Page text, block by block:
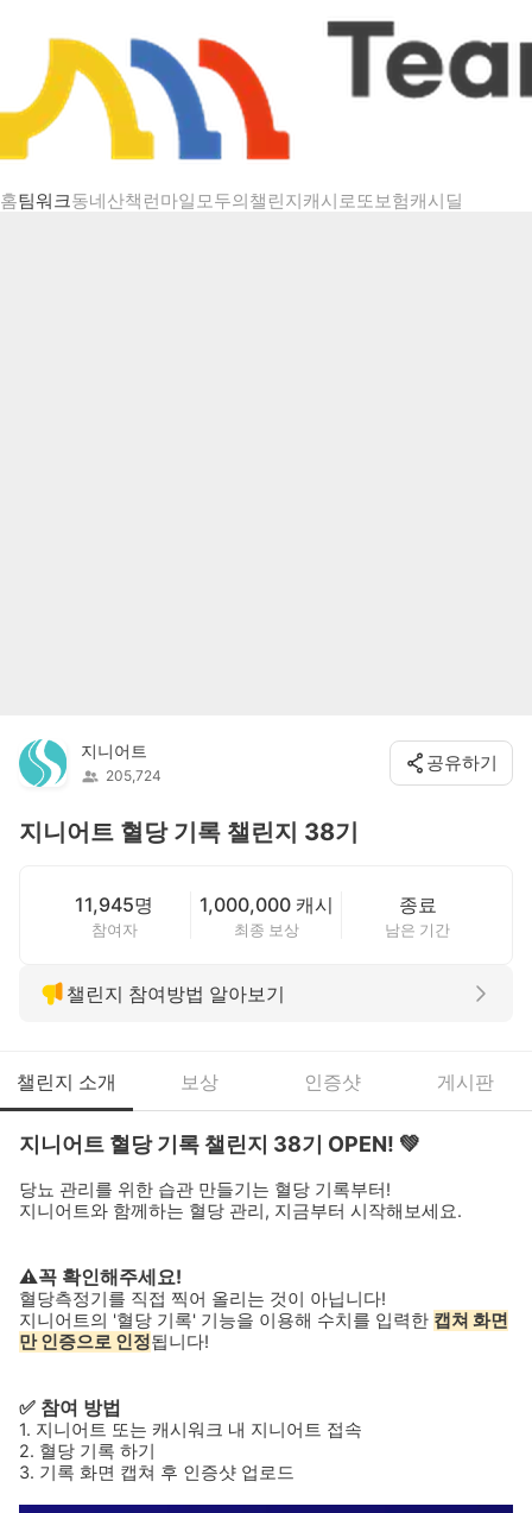
홈팀워크동네산책 런마일모두의챌린지캐시로또보험캐시딜
챌린지 상세
지니어트
205,724
공유하기
지니어트 혈당 기록 챌린지 38기
11,945명
참여자
1,000,000 캐시
최종 보상
종료
남은 기간
챌린지 참여방법 알아보기
챌린지 소개 보상 인증샷 게시판
지니어트 혈당 기록 챌린지 38기 OPEN! 💚
당뇨 관리를 위한 습관 만들기는 혈당 기록부터!
지니어트와 함께하는 혈당 관리, 지금부터 시작해보세요.
⚠️꼭 확인해주세요!
혈당측정기를 직접 찍어 올리는 것이 아닙니다!
지니어트의 '혈당 기록' 기능을 이용해 수치를 입력한 캡쳐 화면
만 인증으로 인정됩니다!
✅ 참여 방법
1. 지니어트 또는 캐시워크 내 지니어트 접속
2. 혈당 기록 하기
3. 기록 화면 캡쳐 후 인증샷 업로드